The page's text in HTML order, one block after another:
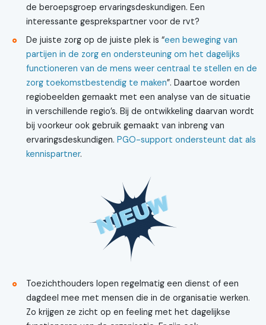
de beroepsgroep ervaringsdeskundigen. Een
interessante gesprekspartner voor de rvt?
De juiste zorg op de juiste plek is “een beweging van
partijen in de zorg en ondersteuning om het dagelijks
functioneren van de mens weer centraal te stellen en de
zorg toekomstbestendig te maken”. Daartoe worden
regiobeelden gemaakt met een analyse van de situatie
in verschillende regio’s. Bij de ontwikkeling daarvan wordt
bij voorkeur ook gebruik gemaakt van inbreng van
ervaringsdeskundigen. PGO-support ondersteunt dat als
kennispartne​r.
Toezichthouders lopen regelmatig een dienst of een
dagdeel mee met mensen die in de organisatie werken.
Zo krijgen ze zicht op en feeling met het dagelijkse